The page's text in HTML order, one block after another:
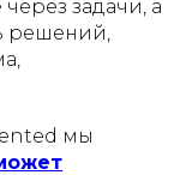
задачи, а
решений,
мы